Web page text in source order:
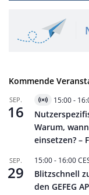
Kommende
SEP.
16
Virtuell
15:00-
Warum,
einsetzen? –
SEP.
29
15:00- 16:00
Blitzschnell
den GEFEG